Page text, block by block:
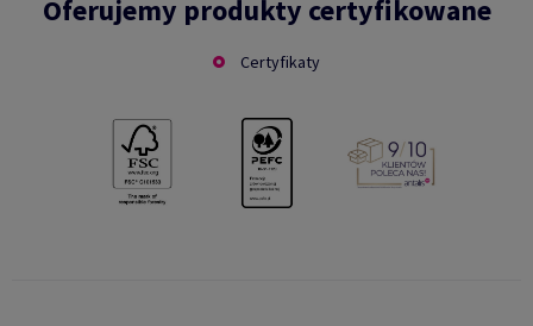
Oferujemy produkty certyfikowane
Certyfikaty